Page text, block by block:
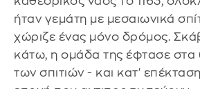
ήταν γεμάτη με μεσαιωνικά
χώριζε ένας μόνο δρόμος.
κάτω, η ομάδα της έφτασε στα
των σπιτιών - και κατ'